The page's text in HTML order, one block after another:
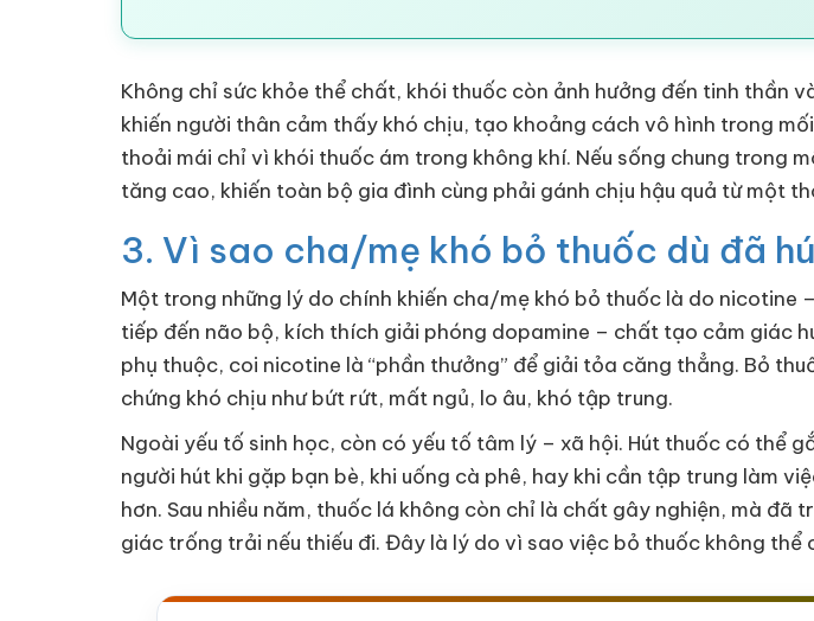
Không chỉ sức khỏe thể chất, khói thuốc còn ảnh hưởng đến tinh thần
khiến người thân cảm thấy khó chịu, tạo khoảng cách vô hình trong
thoải mái chỉ vì khói thuốc ám trong không khí. Nếu sống chung trong
tăng cao, khiến toàn bộ gia đình cùng phải gánh chịu hậu quả từ một
3. Vì sao cha/mẹ khó bỏ thuốc dù đã
Một trong những lý do chính khiến cha/mẹ khó bỏ thuốc là do
tiếp đến não bộ, kích thích giải phóng dopamine – chất tạo cảm giác
phụ thuộc, coi nicotine là “phần thưởng” để giải tỏa căng thẳng. Bỏ
chứng khó chịu như bứt rứt, mất ngủ, lo âu, khó tập trung.
Ngoài yếu tố sinh học, còn có yếu tố tâm lý – xã hội. Hút thuốc có thể
người hút khi gặp bạn bè, khi uống cà phê, hay khi cần tập trung làm
hơn. Sau nhiều năm, thuốc lá không còn chỉ là chất gây nghiện, mà
giác trống trải nếu thiếu đi. Đây là lý do vì sao việc bỏ thuốc không